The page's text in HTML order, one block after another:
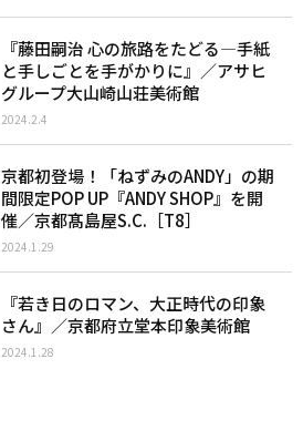
『藤田嗣治 心の旅路をたどる―手紙
と手しごとを手がかりに』／アサヒ
グループ大山崎山荘美術館
2024.2.4
京都初登場！「ねずみのANDY」の期
間限定POP UP『ANDY SHOP』を開
催／京都髙島屋S.C.［T8］
2024.1.29
『若き日のロマン、大正時代の印象
さん』／京都府立堂本印象美術館
2024.1.28